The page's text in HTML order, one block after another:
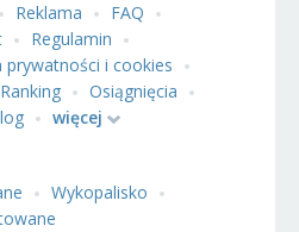
Reklama
FAQ
Regulamin
prywatności i cookies
Ranking
Osiągnięcia
więcej
Wykopalisko